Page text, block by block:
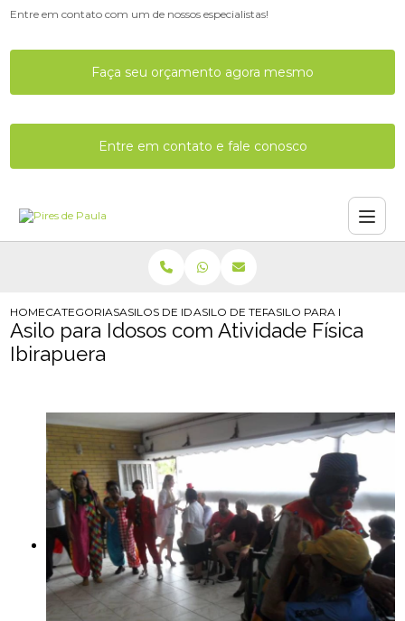
Entre em contato com um de nossos especialistas!
Faça seu orçamento agora mesmo
Entre em contato e fale conosco
HOMECATEGORIASASILOS DE IDOSOSASILO DE TERCEIRA IDADE COM
ASILO PARA IDOSOS
Asilo para Idosos com Atividade Física
Ibirapuera